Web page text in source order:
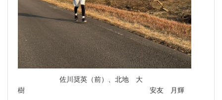
佐川奨英（前）、北地 大
樹 安友 月輝